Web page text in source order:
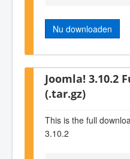
Nu downloaden
Joomla! 3.10.2
(.tar.gz)
This is the full
3.10.2